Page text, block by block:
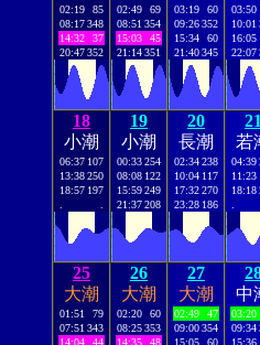
02:19
85
08:17348
14:32
37
20:47352
02:49
69
08:51 354
15:03
45
21:14351
03:19
60
09:26352
15:34
60
21:40345
03:50
10:01
16:05
22:07
18
小潮
06:37 107
13:38250
18:57 197
19
小潮
00:33254
08:08 122
15:59249
21:37208
20
長潮
02:34238
10:04 117
17:32270
23:28 186
21
若
04:39
11:23
18:18
25
大潮
01:51
79
07:51 343
14:04
44
26
大潮
02:20
60
08:25353
14:35
48
27
大潮
02:49
47
09:00354
15:05
60
中
03:20
09:34
15:36